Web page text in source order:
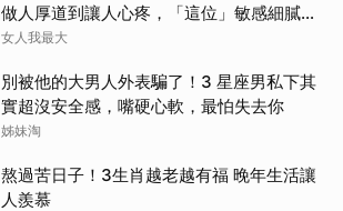
做人厚道到讓人心疼，「這位」敏感細膩搞
得自己不斷內耗
女人我最大
別被他的大男人外表騙了！3 星座男私下其
實超沒安全感，嘴硬心軟，最怕失去你
姊妹淘
熬過苦日子！3生肖越老越有福 晚年生活讓
人羨慕